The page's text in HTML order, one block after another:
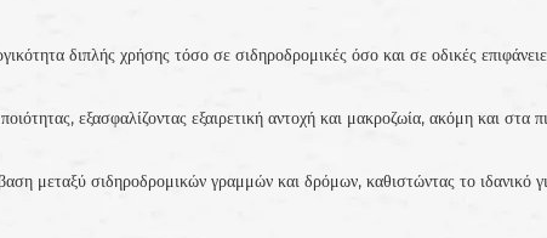
διπλής χρήσης τόσο σε σιδηροδρομικές όσο και σε οδικές
εξασφαλίζοντας εξαιρετική αντοχή και μακροζωία, ακόμη και στα
μεταξύ σιδηροδρομικών γραμμών και δρόμων, καθιστώντας το ιδανικό